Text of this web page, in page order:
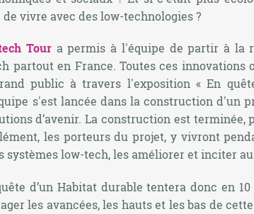
vivre avec des low-technologies ?
Tour a permis à l'équipe de partir à la
partout en France. Toutes ces innovations
public à travers l'exposition « En
s'est lancée dans la construction d'un
d’avenir. La construction est terminée,
les porteurs du projet, y vivront
systèmes low-tech, les améliorer et inciter
d’un Habitat durable tentera donc en
les avancées, les hauts et les bas de